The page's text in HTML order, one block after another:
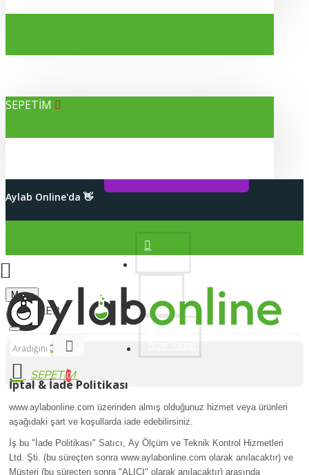
SEPETİM
Aylab Online'da 👋
Siparişleriniz Hızlı Kargoda
Üye Ol
Menu
0 ürün - 0,00 TL
0
İptal & İade Politikası
www.aylabonline.com üzerinden almış olduğunuz hizmet veya ürünleri
aşağıdaki şart ve koşullarda iade edebilirsiniz.
İş bu "İade Politikası" Satıcı, Ay Ölçüm ve Teknik Kontrol Hizmetleri
Ltd. Şti. (bu süreçten sonra www.aylabonline.com olarak anılacaktır) ve
Müşteri (bu süreçten sonra "ALICI" olarak anılacaktır) arasında